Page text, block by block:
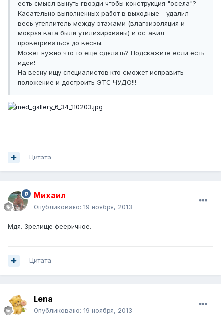
есть смысл вынуть гвозди чтобы конструкция "осела"?
Касательно выполненных работ в выходные - удалил
весь утеплитель между этажами (влагоизоляция и
мокрая вата были утилизированы) и оставил
проветриваться до весны.
Может нужно что то ещё сделать? Подскажите если есть
идеи!
На весну ищу специалистов кто сможет исправить
положение и достроить ЭТО ЧУДО!!!
Цитата
Михаил
Опубликовано: 19 ноября, 2013
Мдя. Зрелище фееричное.
Цитата
Lena
Опубликовано: 19 ноября, 2013